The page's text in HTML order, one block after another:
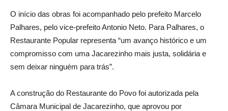
O início das obras foi acompanhado pelo prefeito Marcelo
Palhares, pelo vice-prefeito Antonio Neto. Para Palhares, o
Restaurante Popular representa “um avanço histórico e um
compromisso com uma Jacarezinho mais justa, solidária e
sem deixar ninguém para trás”.
A construção do Restaurante do Povo foi autorizada pela
Câmara Municipal de Jacarezinho, que aprovou por